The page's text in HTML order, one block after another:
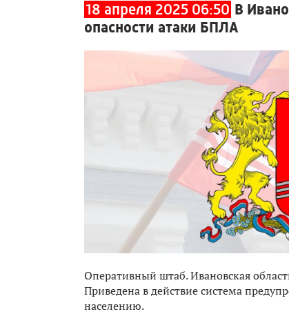
18 апреля 2025 06:50 В
опасности атаки БПЛА
Оперативный штаб. Ивановская
Приведена в действие система
населению.